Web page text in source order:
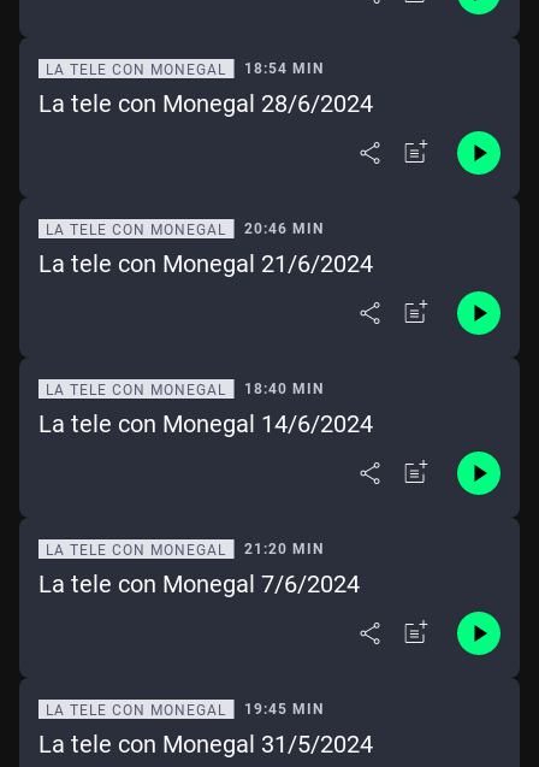
LA TELE CON MONEGAL 18:54 MIN
La tele con Monegal 28/6/2024
LA TELE CON MONEGAL 20:46 MIN
La tele con Monegal 21/6/2024
LA TELE CON MONEGAL 18:40 MIN
La tele con Monegal 14/6/2024
LA TELE CON MONEGAL 21:20 MIN
La tele con Monegal 7/6/2024
LA TELE CON MONEGAL 19:45 MIN
La tele con Monegal 31/5/2024